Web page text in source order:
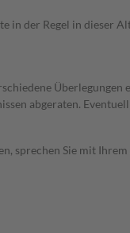
in der Regel in dieser
abgeraten.
sprechen Sie mit